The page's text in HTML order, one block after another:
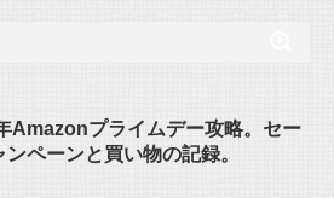
Amazonプライムデー攻略。セー
ンペーンと買い物の記録。